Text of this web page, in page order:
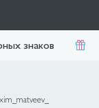
знаков